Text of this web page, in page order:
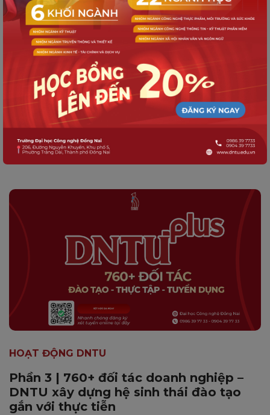
Trường Đại học Công nghệ Đồng Nai và
Công ty HaoHua Việt Nam thúc đẩy
hợp tác chiến lược, mở rộng cơ hội cho
sinh viên
HOẠT ĐỘNG DNTU
Phần 3 | 760+ đối tác doanh nghiệp –
DNTU xây dựng hệ sinh thái đào tạo
gắn với thực tiễn